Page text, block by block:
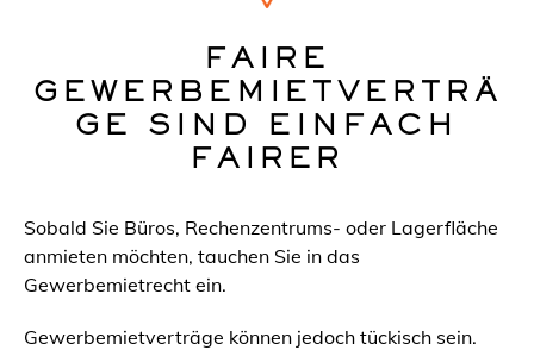
FAIRE
GEWERBEMIETVERTRÄ
GE SIND EINFACH
FAIRER
Sobald Sie Büros, Rechenzentrums- oder Lagerfläche
anmieten möchten, tauchen Sie in das
Gewerbemietrecht ein.
Gewerbemietverträge können jedoch tückisch sein.